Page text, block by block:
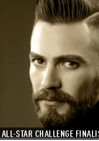
ALL-STAR CHALLENGE